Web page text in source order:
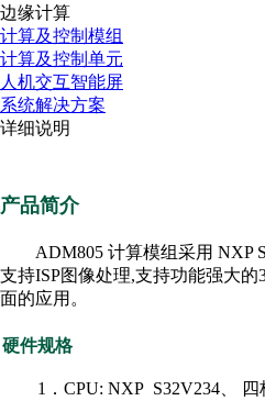
边缘计算
计算及控制模组
计算及控制单元
人机交互智能屏
系统解决方案
详细说明
产品简介
ADM805 计算模组采用 NXP
支持ISP图像处理,支持功能强大
面的应用。
硬件规格
1．CPU: NXP S32V234、